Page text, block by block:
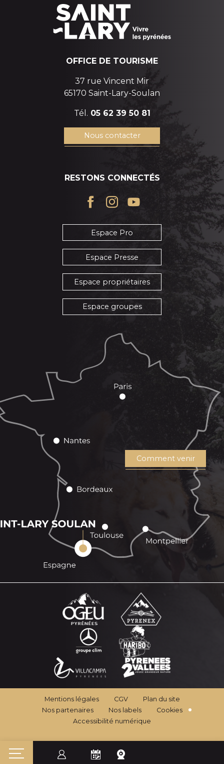
OFFICE DE TOURISME
37 rue Vincent Mir
65170 Saint-Lary-Soulan
Tél. 05 62 39 50 81
Nous contacter
RESTONS CONNECTÉS
Espace Pro
Espace Presse
Espace propriétaires
Espace groupes
Comment venir
Mentions légales CGV
Plan du site
Nos partenaires
Nos labels
Cookies
Accessibilité numérique